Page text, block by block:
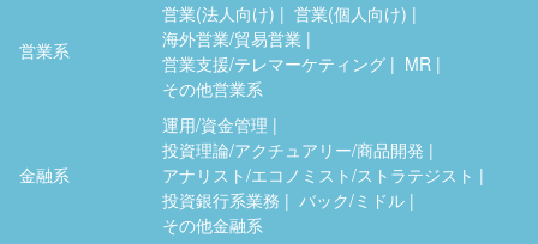
営業系
営業(法人向け)
営業(個人向け)
海外営業/貿易営業
営業支援/テレマーケティング
MR
その他営業系
金融系
運用/資金管理
投資理論/アクチュアリー/商品開発
アナリスト/エコノミスト/ストラテジスト
投資銀行系業務
バック/ミドル
その他金融系